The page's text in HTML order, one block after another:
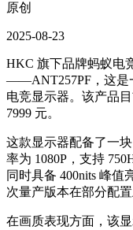
原创
2025-08-23
HKC 旗下品牌蚂蚁电
——ANT257PF，这是
电竞显示器。该产品
7999 元。
这款显示器配备了一
率为 1080P，支持
同时具备 400nits 峰
次量产版本在部分配置
在画质表现方面，该